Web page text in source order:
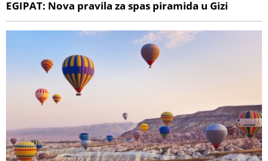
EGIPAT: Nova pravila za spas piramida u Gizi